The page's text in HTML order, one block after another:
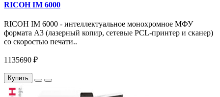
RICOH IM 6000
RICOH IM 6000 - интеллектуальное монохромное МФУ
формата А3 (лазерный копир, сетевые PCL-принтер и сканер)
со скоростью печати..
1135690 ₽
Купить